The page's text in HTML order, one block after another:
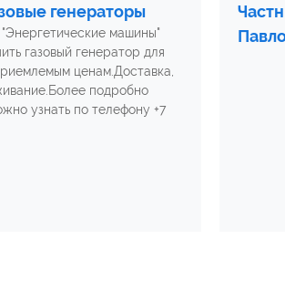
генераторы
машины"
газовый генератор для
ценам.Доставка,
подробно
узнать по телефону +7